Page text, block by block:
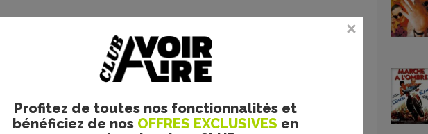
Profitez de toutes nos fonctionnalités et
bénéficiez de nos OFFRES EXCLUSIVES en